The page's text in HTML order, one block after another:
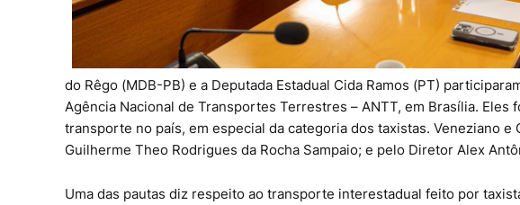
do Rêgo (MDB-PB) e a Deputada Estadual Cida Ramos (PT)
Agência Nacional de Transportes Terrestres – ANTT, em Brasília.
transporte no país, em especial da categoria dos taxistas. Veneziano
Guilherme Theo Rodrigues da Rocha Sampaio; e pelo Diretor Alex
Uma das pautas diz respeito ao transporte interestadual feito por